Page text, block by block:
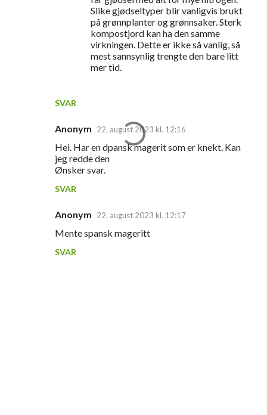
SVAR
Slike gjødseltyper blir vanligvis brukt
på grønnplanter og grønnsaker. Sterk
kompostjord kan ha den samme
virkningen. Dette er ikke så vanlig, så
mest sannsynlig trengte den bare litt
mer tid.
Anonym 22. august 2023 kl. 12:16
Hei. Har en dpansk magerit som er knekt. Kan
jeg redde den
Ønsker svar.
SVAR
Anonym 22. august 2023 kl. 12:17
Mente spansk mageritt
SVAR